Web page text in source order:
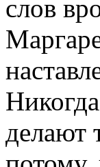
слов
делают